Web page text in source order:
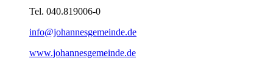
Tel. 040.819006-0
info@johannesgemeinde.de
www.johannesgemeinde.de